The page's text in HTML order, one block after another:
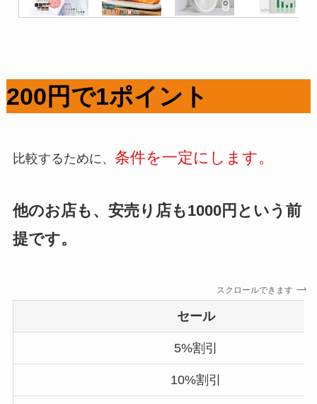
200円で1ポイント
比較するために、 条件を一定にします。
他のお店も、安売り店も1000円という前
提です。
スクロールできます
セール
5%割引
10%割引